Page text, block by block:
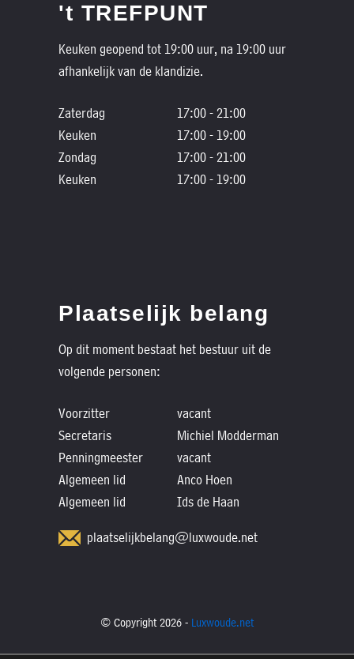
't TREFPUNT
Keuken geopend tot 19:00 uur, na 19:00 uur
afhankelijk van de klandizie.
Zaterdag
17:00 - 21:00
Keuken
17:00 - 19:00
Zondag
17:00 - 21:00
Keuken
17:00 - 19:00
Plaatselijk belang
Op dit moment bestaat het bestuur uit de
volgende personen:
Voorzitter
vacant
Secretaris
Michiel Modderman
Penningmeester
vacant
Algemeen lid
Anco Hoen
Algemeen lid
Ids de Haan
plaatselijkbelang@luxwoude.net
© Copyright 2026 - Luxwoude.net